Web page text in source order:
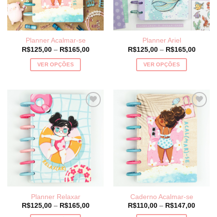
Planner Acalmar-se
R$125,00 – R$165,00Price
VER OPÇÕES
tem
várias
variantes.
As
opções
podem
ser
escolhidas
na
do
produto
Planner Ariel
R$125,00 – R$165,00Price
VER OPÇÕES
tem
várias
variantes.
As
opções
podem
ser
escolhidas
na
do
produto
Planner Relaxar
R$125,00 – R$165,00Price
Caderno Acalmar-se
R$110,00 – R$147,00Price